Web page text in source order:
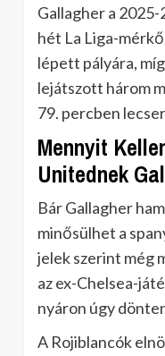
Gallagher a
hét La Liga-
lépett pályára,
lejátszott három
79. percben
Mennyit
Unitednek
Bár Gallagher
minősülhet a
jelek szerint még
az ex-Chelsea-
nyáron úgy
A Rojiblancók